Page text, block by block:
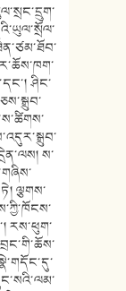
ཤིང་
ས་
ལྕགས་
རས་ཕུག་